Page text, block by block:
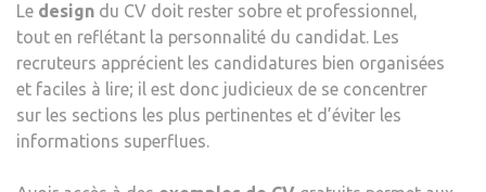
Le design du CV doit rester sobre et professionnel,
tout en reflétant la personnalité du candidat. Les
recruteurs apprécient les candidatures bien organisées
et faciles à lire; il est donc judicieux de se concentrer
sur les sections les plus pertinentes et d’éviter les
informations superflues.